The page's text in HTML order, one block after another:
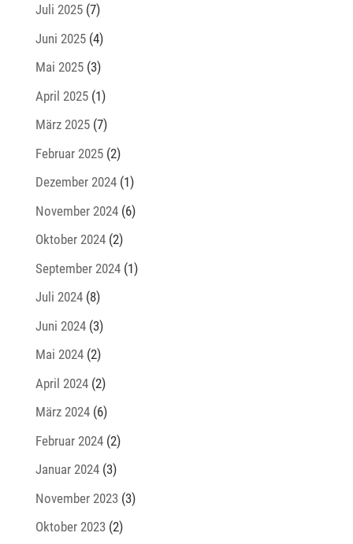
Juli 2025(7)
Juni 2025(4)
Mai 2025(3)
April 2025(1)
März 2025(7)
Februar 2025(2)
Dezember 2024(1)
November 2024(6)
Oktober 2024(2)
September 2024(1)
Juli 2024(8)
Juni 2024(3)
Mai 2024(2)
April 2024(2)
März 2024(6)
Februar 2024(2)
Januar 2024(3)
November 2023(3)
Oktober 2023(2)